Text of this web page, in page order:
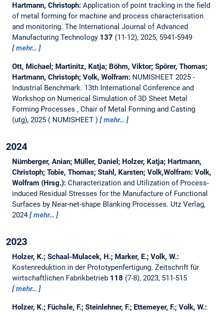
Hartmann, Christoph: Application of point tracking in the field
of metal forming for machine and process characterisation
and monitoring. The International Journal of Advanced
Manufacturing Technology 137 (11-12), 2025, 5941-5949
mehr…
Ott, Michael; Martinitz, Katja; Böhm, Viktor; Spörer, Thomas;
Hartmann, Christoph; Volk, Wolfram: NUMISHEET 2025 -
Industrial Benchmark. 13th International Conference and
Workshop on Numerical Simulation of 3D Sheet Metal
Forming Processes , Chair of Metal Forming and Casting
(utg), 2025
NUMISHEET mehr…
2024
Nürnberger, Anian; Müller, Daniel; Holzer, Katja; Hartmann,
Christoph; Tobie, Thomas; Stahl, Karsten; Volk,Wolfram: Volk,
Wolfram (Hrsg.): Characterization and Utilization of Process-
induced Residual Stresses for the Manufacture of Functional
Surfaces by Near-net-shape Blanking Processes. Utz Verlag,
2024
mehr…
2023
Holzer, K.; Schaal-Mulacek, H.; Marker, E.; Volk, W.:
Kostenreduktion in der Prototypenfertigung. Zeitschrift für
wirtschaftlichen Fabrikbetrieb 118 (7-8), 2023, 511-515
mehr…
Holzer, K.; Füchsle, F.; Steinlehner, F.; Ettemeyer, F.; Volk, W.: